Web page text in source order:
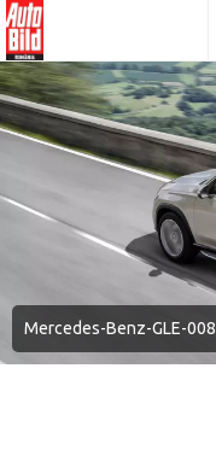
Mercedes-Benz-GLE-008